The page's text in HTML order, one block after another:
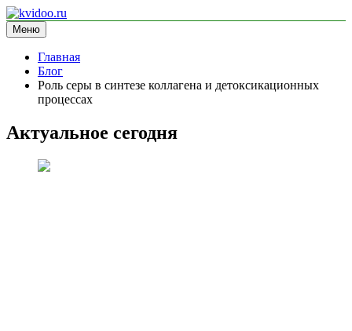
Перейти
к
содержимому
kvidoo.ru
блог про здоровье
Меню
Главная
Блог
Роль серы в синтезе коллагена и детоксикационных
процессах
Актуальное сегодня